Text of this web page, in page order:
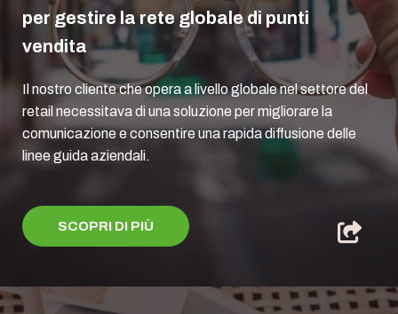
per gestire la rete globale di punti
vendita
Il nostro cliente che opera a livello globale nel settore del
retail necessitava di una soluzione per migliorare la
comunicazione e consentire una rapida diffusione delle
linee guida aziendali.
SCOPRI DI PIÙ